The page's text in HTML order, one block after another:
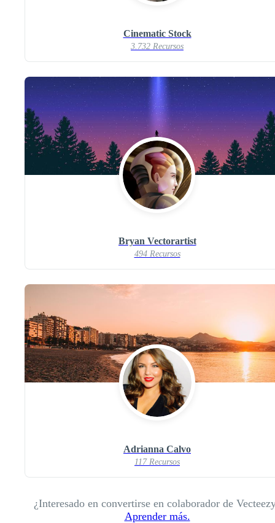
Cinematic Stock
3.732 Recursos
Bryan Vectorartist
494 Recursos
Adrianna Calvo
117 Recursos
¿Interesado en convertirse en colaborador de
Aprender más.